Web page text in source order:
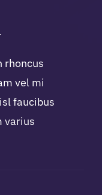
rhoncus
vel mi
faucibus
varius